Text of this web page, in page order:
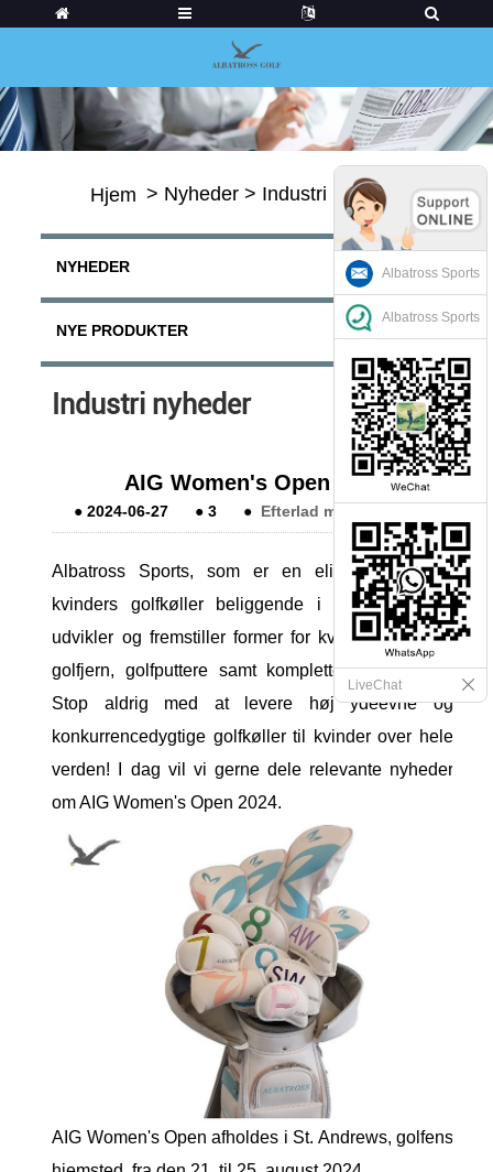
Hjem > Nyheder > Industri nyheder
NYHEDER
NYE PRODUKTER
Industri nyheder
AIG Women's Open 2024
●2024-06-27 ●3 ● Efterlad mig en besked
Albatross Sports, som er en eliteproducent af
kvinders golfkøller beliggende i Fujian i Kina,
udvikler og fremstiller former for kvindegolfkørere,
golfjern, golfputtere samt komplette golfkøllesæt.
Stop aldrig med at levere høj ydeevne og
konkurrencedygtige golfkøller til kvinder over hele
verden! I dag vil vi gerne dele relevante nyheder
om AIG Women's Open 2024.
AIG Women's Open afholdes i St. Andrews, golfens
Albatross Sports
Albatross Sports
LiveChat